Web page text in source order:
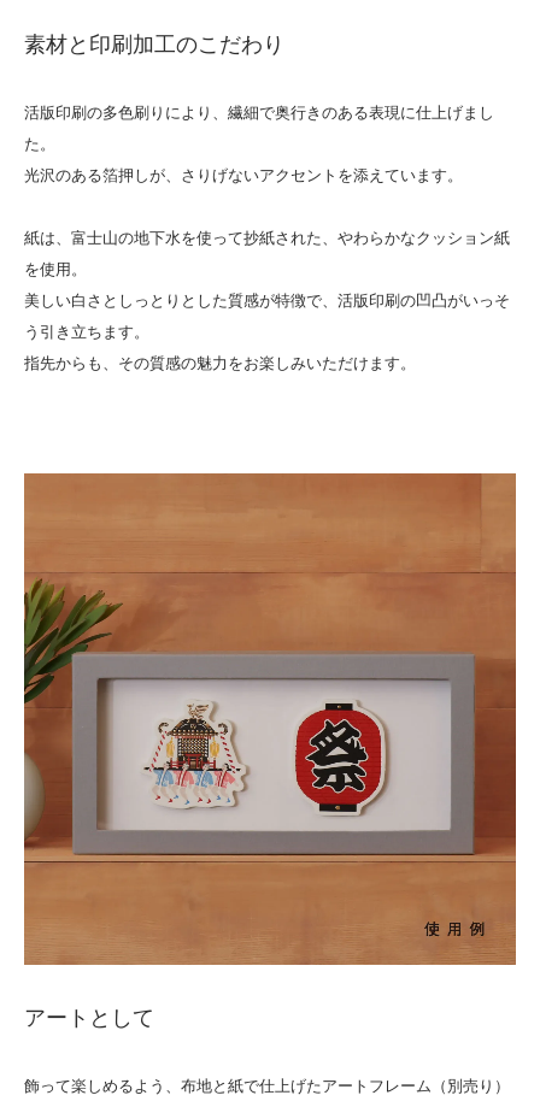
素材と印刷加工のこだわり
活版印刷の多色刷りにより、繊細で奥行きのある表現に仕上げまし
た。
光沢のある箔押しが、さりげないアクセントを添えています。
紙は、富士山の地下水を使って抄紙された、やわらかなクッション紙
を使用。
美しい白さとしっとりとした質感が特徴で、活版印刷の凹凸がいっそ
う引き立ちます。
指先からも、その質感の魅力をお楽しみいただけます。
アートとして
飾って楽しめるよう、布地と紙で仕上げたアートフレーム（別売り）